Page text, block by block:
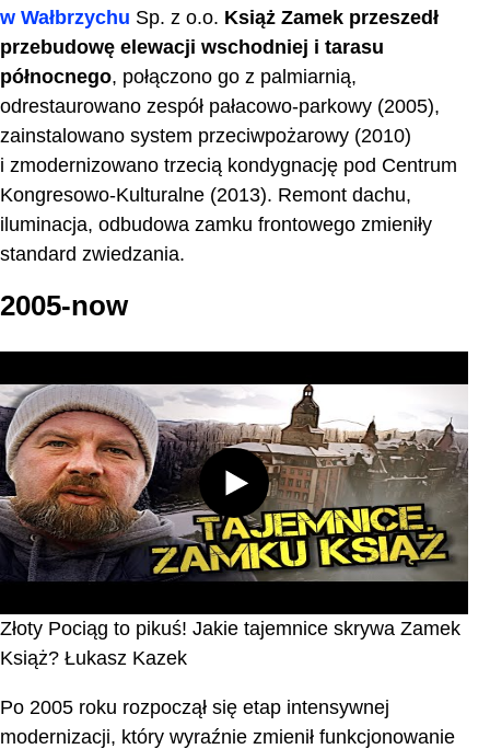
w Wałbrzychu Sp. z o.o. Książ Zamek przeszedł
przebudowę elewacji wschodniej i tarasu
północnego, połączono go z palmiarnią,
odrestaurowano zespół pałacowo-parkowy (2005),
zainstalowano system przeciwpożarowy (2010)
i zmodernizowano trzecią kondygnację pod Centrum
Kongresowo-Kulturalne (2013). Remont dachu,
iluminacja, odbudowa zamku frontowego zmieniły
standard zwiedzania.
2005-now
Złoty Pociąg to pikuś! Jakie tajemnice skrywa Zamek
Książ? Łukasz Kazek
Po 2005 roku rozpoczął się etap intensywnej
modernizacji, który wyraźnie zmienił funkcjonowanie